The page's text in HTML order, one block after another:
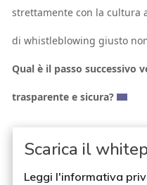
strettamente con la cultura
di whistleblowing giusto
Qual è il passo successivo
trasparente e sicura?
Scarica il
Leggi l'informativa